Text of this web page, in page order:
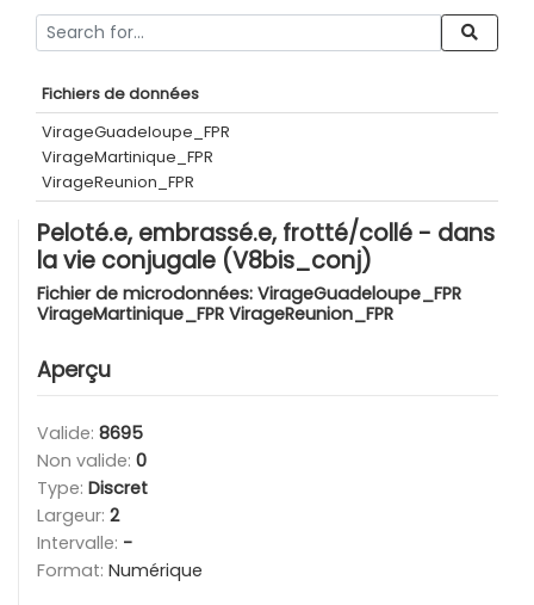
Fichiers de données
VirageGuadeloupe_FPR
VirageMartinique_FPR
VirageReunion_FPR
Peloté.e, embrassé.e, frotté/collé - dans
la vie conjugale (V8bis_conj)
Fichier de microdonnées: VirageGuadeloupe_FPR
VirageMartinique_FPR VirageReunion_FPR
Aperçu
Valide: 8695
Non valide: 0
Type: Discret
Largeur: 2
Intervalle: -
Format: Numérique